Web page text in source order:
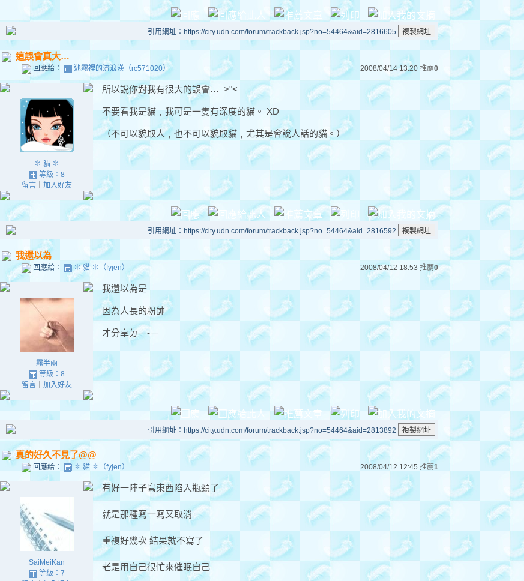
引用網址：https://city.udn.com/forum/trackback.jsp?no=54464&aid=2816605
這誤會真大…
回應給： 迷霧裡的流浪漢（rc571020） 2008/04/14 13:20 推薦0
✽ 貓 ✽
等級：8
留言｜ 加入好友
所以說你對我有很大的誤會… >"<
不要看我是貓﹐我可是一隻有深度的貓。 XD
（不可以貌取人﹐也不可以貌取貓﹐尤其是會說人話的貓。）
引用網址：https://city.udn.com/forum/trackback.jsp?no=54464&aid=2816592
我還以為
回應給： ✽ 貓 ✽（fyjen） 2008/04/12 18:53 推薦0
霧半兩
等級：8
留言｜ 加入好友
我還以為是
因為人長的粉帥
才分享ㄉ－-－
引用網址：https://city.udn.com/forum/trackback.jsp?no=54464&aid=2813892
真的好久不見了@@
回應給： ✽ 貓 ✽（fyjen） 2008/04/12 12:45 推薦1
SaiMeiKan
等級：7
有好一陣子寫東西陷入瓶頸了
就是那種寫一寫又取消
重複好幾次 結果就不寫了
老是用自己很忙來催眠自己